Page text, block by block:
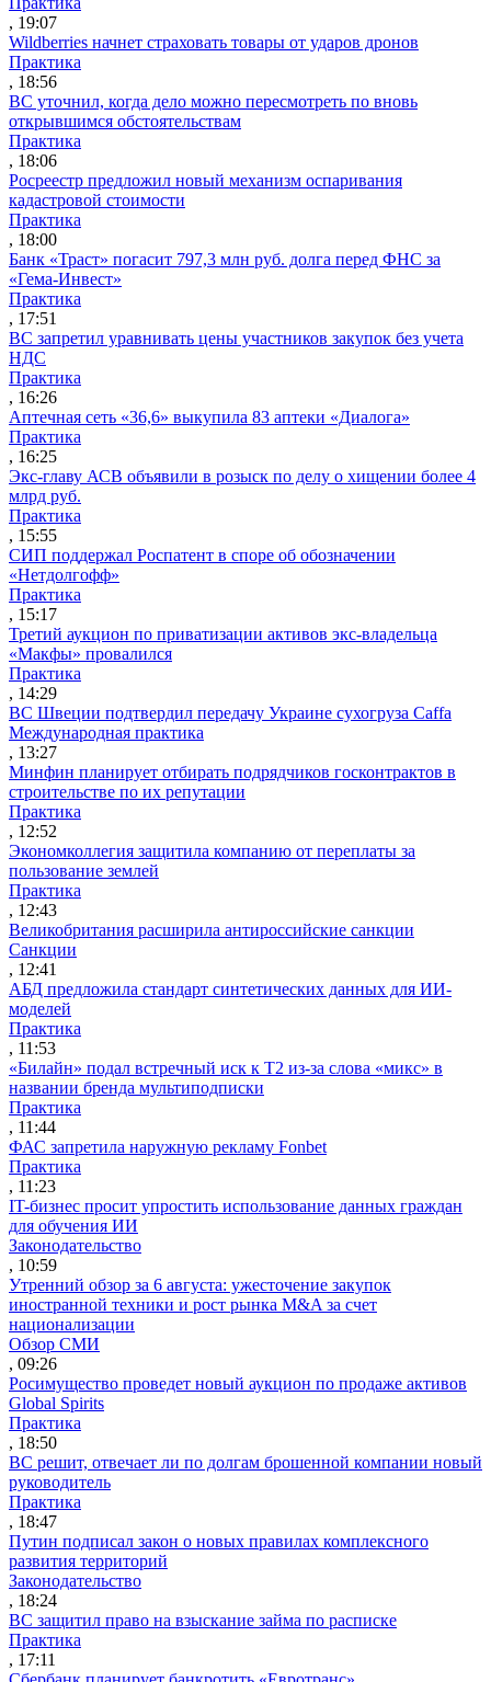
, 19:07
Wildberries начнет страховать товары от ударов дронов
Практика
, 18:56
ВС уточнил, когда дело можно пересмотреть по вновь
открывшимся обстоятельствам
Практика
, 18:06
Росреестр предложил новый механизм оспаривания
кадастровой стоимости
Практика
, 18:00
Банк «Траст» погасит 797,3 млн руб. долга перед ФНС за
«Гема-Инвест»
Практика
, 17:51
ВС запретил уравнивать цены участников закупок без учета
НДС
Практика
, 16:26
Аптечная сеть «36,6» выкупила 83 аптеки «Диалога»
Практика
, 16:25
Экс-главу АСВ объявили в розыск по делу о хищении более 4
млрд руб.
Практика
, 15:55
СИП поддержал Роспатент в споре об обозначении
«Нетдолгофф»
Практика
, 15:17
Третий аукцион по приватизации активов экс-владельца
«Макфы» провалился
Практика
, 14:29
ВС Швеции подтвердил передачу Украине сухогруза Caffa
Международная практика
, 13:27
Минфин планирует отбирать подрядчиков госконтрактов в
строительстве по их репутации
Практика
, 12:52
Экономколлегия защитила компанию от переплаты за
пользование землей
Практика
, 12:43
Великобритания расширила антироссийские санкции
Санкции
, 12:41
АБД предложила стандарт синтетических данных для ИИ-
моделей
Практика
, 11:53
«Билайн» подал встречный иск к Т2 из-за слова «микс» в
названии бренда мультиподписки
Практика
, 11:44
ФАС запретила наружную рекламу Fonbet
Практика
, 11:23
IT-бизнес просит упростить использование данных граждан
для обучения ИИ
Законодательство
, 10:59
Утренний обзор за 6 августа: ужесточение закупок
иностранной техники и рост рынка M&A за счет
национализации
Обзор СМИ
, 09:26
Росимущество проведет новый аукцион по продаже активов
Global Spirits
Практика
, 18:50
ВС решит, отвечает ли по долгам брошенной компании новый
руководитель
Практика
, 18:47
Путин подписал закон о новых правилах комплексного
развития территорий
Законодательство
, 18:24
ВС защитил право на взыскание займа по расписке
Практика
, 17:11